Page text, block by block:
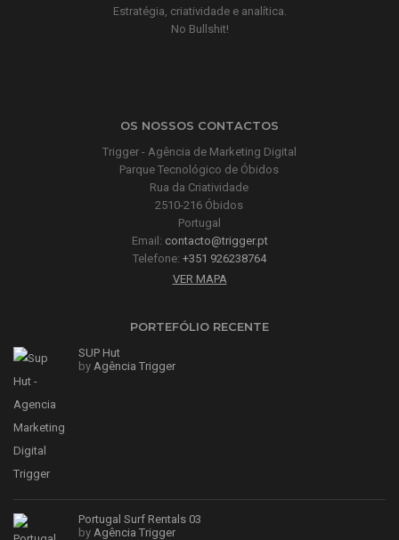
Estratégia, criatividade e analítica.
No Bullshit!
OS NOSSOS CONTACTOS
Trigger - Agência de Marketing Digital
Parque Tecnológico de Óbidos
Rua da Criatividade
2510-216 Óbidos
Portugal
Email: contacto@trigger.pt
Telefone: +351 926238764
VER MAPA
PORTEFÓLIO RECENTE
SUP Hut
by Agência Trigger
Portugal Surf Rentals 03
by Agência Trigger